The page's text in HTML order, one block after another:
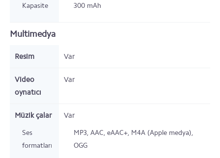
Kapasite 300 mAh
Multimedya
Resim Var
Video
oynatıcı
Var
Müzik çalar Var
Ses
formatları
MP3, AAC, eAAC+, M4A (Apple medya),
OGG